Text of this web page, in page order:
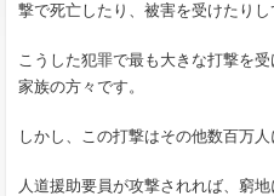
撃で死亡したり、被害を受けたりし
こうした犯罪で最も大きな打撃を
家族の方々です。
しかし、この打撃はその他数百万人
人道援助要員が攻撃されれば、窮